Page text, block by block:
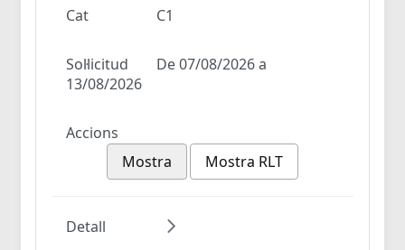
Cat C1
Sol·licitud
De 07/08/2026 a
13/08/2026
Accions
Mostra
Mostra RLT
Detall